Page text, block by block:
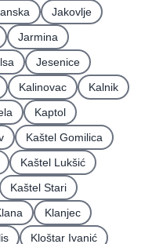
Jakovlje
Jarmina
Jesenice
Kalinovac
Kalnik
Kaptol
Kaštel Gomilica
Kaštel Lukšić
Kaštel Stari
Klanjec
Kloštar Ivanić